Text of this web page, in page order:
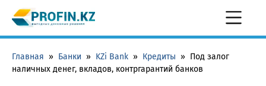
Главная » Банки » KZi Bank » Кредиты » Под залог
наличных денег, вкладов, контргарантий банков